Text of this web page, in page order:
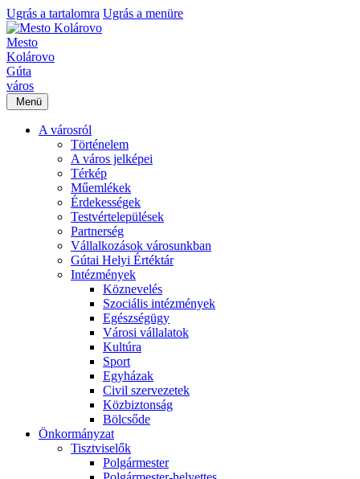
Ugrás a tartalomra Ugrás a menüre
Mesto
Kolárovo
Gúta
város
Menü
A városról
Történelem
A város jelképei
Térkép
Műemlékek
Érdekességek
Testvértelepülések
Partnerség
Vállalkozások városunkban
Gútai Helyi Értéktár
Intézmények
Köznevelés
Szociális intézmények
Egészségügy
Városi vállalatok
Kultúra
Sport
Egyházak
Civil szervezetek
Közbiztonság
Bölcsőde
Önkormányzat
Tisztviselők
Polgármester